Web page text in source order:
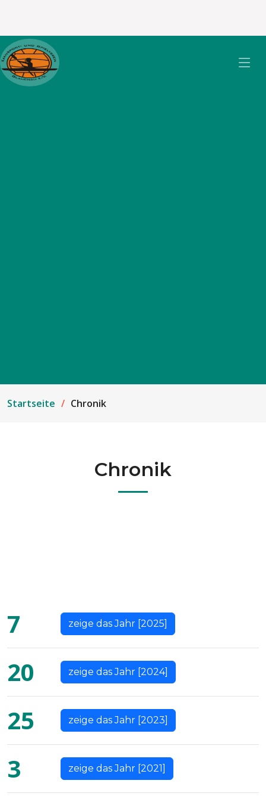
Startseite Chronik
Chronik
7 zeige das Jahr [2025]
20 zeige das Jahr [2024]
25 zeige das Jahr [2023]
3 zeige das Jahr [2021]